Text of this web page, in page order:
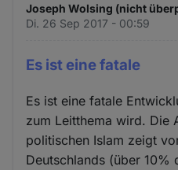
Joseph Wolsing (nicht
Di. 26 Sep 2017 - 00:59
Es ist eine fatale
Es ist eine fatale
zum Leitthema wird. Die
politischen Islam zeigt
Deutschlands (über 10%